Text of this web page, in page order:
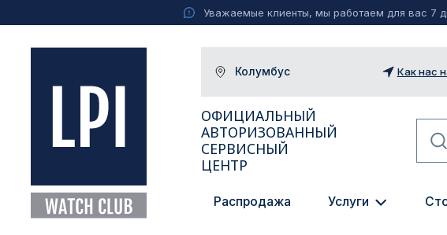
Уважаемые клиенты, мы работаем для вас 7
Колумбус Как нас
ОФИЦИАЛЬНЫЙ
АВТОРИЗОВАННЫЙ
СЕРВИСНЫЙ
ЦЕНТР
Распродажа Услуги